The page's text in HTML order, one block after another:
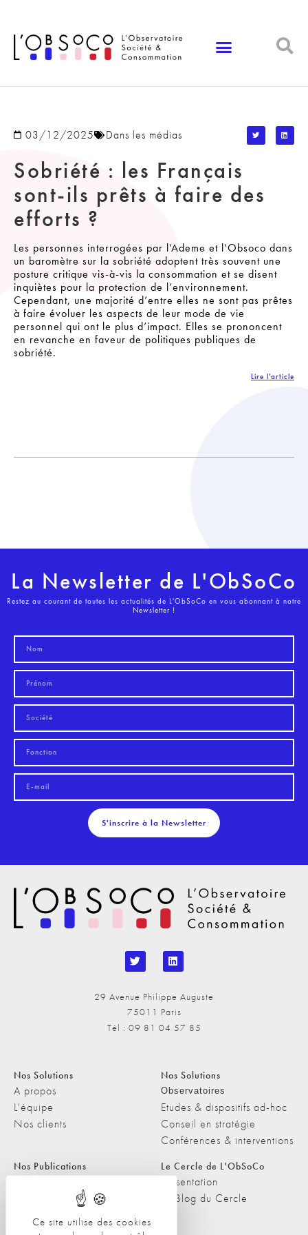
Ce site utilise des cookies
03/12/2025 Dans les médias
Sobriété : les Français
sont-ils prêts à faire des
efforts ?
Les personnes interrogées par l’Ademe et l’Obsoco dans
un baromètre sur la sobriété adoptent très souvent une
posture critique vis-à-vis la consommation et se disent
inquiètes pour la protection de l’environnement.
Cependant, une majorité d’entre elles ne sont pas prêtes
à faire évoluer les aspects de leur mode de vie
personnel qui ont le plus d’impact. Elles se prononcent
en revanche en faveur de politiques publiques de
sobriété.
Lire l'article
La Newsletter de L'ObSoCo
Restez au courant de toutes les actualités de L'ObSoCo en vous abonnant à notre
Newsletter !
S'inscrire à la Newsletter
29 Avenue Philippe Auguste
75011 Paris
Tél : 09 81 04 57 85
Nos Solutions
A propos
L'équipe
Nos clients
Nos Solutions
Observatoires
Etudes & dispositifs ad-hoc
Conseil en stratégie
Conférences & interventions
Nos Publications
Les Podcasts de L'ObSoCo
L'ObSoCo dans les médias
Le Cercle de L'ObSoCo
Présentation
Le Blog du Cercle